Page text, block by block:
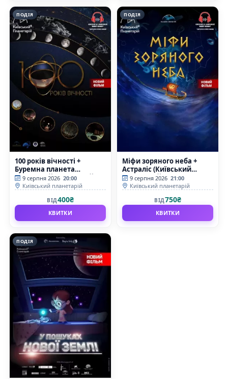
ПОДІЯ
100 років вічності +
Буремна планета
(Київський планетарій)
9 серпня 2026 20:00
Київський планетарій
ВІД400₴
КВИТКИ
ПОДІЯ
Міфи зоряного неба +
Астраліс (Київський
планетарій)
9 серпня 2026 21:00
Київський планетарій
ВІД750₴
КВИТКИ
ПОДІЯ